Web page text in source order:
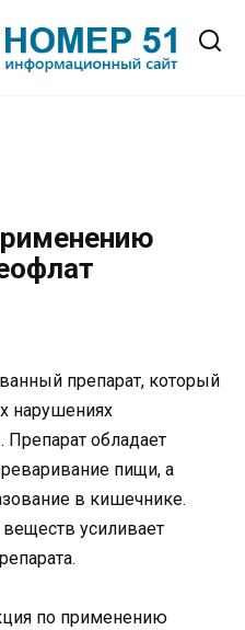
препарат, который
нарушениях
обладает
пищи, а
в кишечнике.
усиливает
по применению